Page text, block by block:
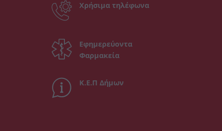
Χρήσιμα τηλέφωνα
Εφημερεύοντα
Φαρμακεία
Κ.Ε.Π Δήμων